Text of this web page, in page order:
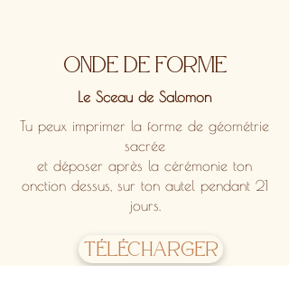
onde de forme
Le Sceau de Salomon
Tu peux imprimer la forme de géométrie
sacrée
et déposer après la cérémonie ton
onction dessus, sur ton autel pendant 21
jours.
Télécharger